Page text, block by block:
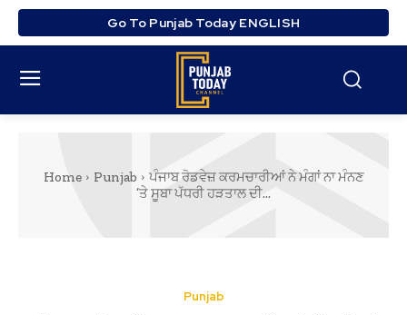
Go To Punjab Today ENGLISH
Home Punjab
ਪੰਜਾਬ ਰੋਡਵੇਜ਼ ਕਰਮਚਾਰੀਆਂ ਨੇ ਮੰਗਾਂ ਨਾ ਮੰਨਣ
’ਤੇ ਸੂਬਾ ਪੱਧਰੀ ਹੜਤਾਲ ਦੀ...
Punjab